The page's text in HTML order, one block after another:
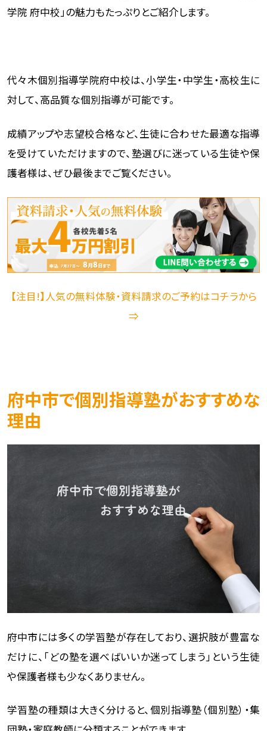
学院 府中校」の魅力もたっぷりとご紹介します。
代々木個別指導学院府中校は、小学生・中学生・高校生に
対して、高品質な個別指導が可能です。
成績アップや志望校合格など、生徒に合わせた最適な指導
を受けていただけますので、塾選びに迷っている生徒や保
護者様は、ぜひ最後までご覧ください。
【注目!】人気の無料体験・資料請求のご予約はコチラから
⇒
府中市で個別指導塾がおすすめな
理由
府中市には多くの学習塾が存在しており、選択肢が豊富な
だけに、「どの塾を選べばいいか迷ってしまう」という生徒
や保護者様も少なくありません。
学習塾の種類は大きく分けると、個別指導塾（個別塾）・集